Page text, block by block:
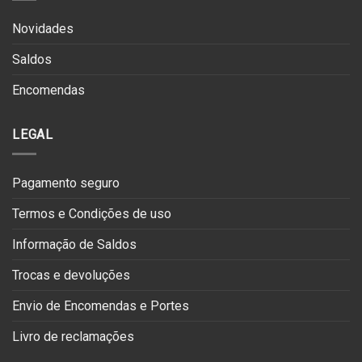
Novidades
Saldos
Encomendas
LEGAL
Pagamento seguro
Termos e Condições de uso
Informação de Saldos
Trocas e devoluções
Envio de Encomendas e Portes
Livro de reclamações